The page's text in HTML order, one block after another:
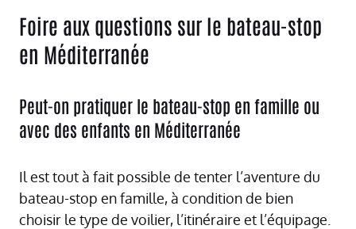
Foire aux questions sur le bateau-stop
en Méditerranée
Peut-on pratiquer le bateau-stop en famille ou
avec des enfants en Méditerranée
Il est tout à fait possible de tenter l’aventure du
bateau-stop en famille, à condition de bien
choisir le type de voilier, l’itinéraire et l’équipage.